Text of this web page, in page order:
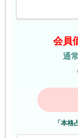
会員
通
「本